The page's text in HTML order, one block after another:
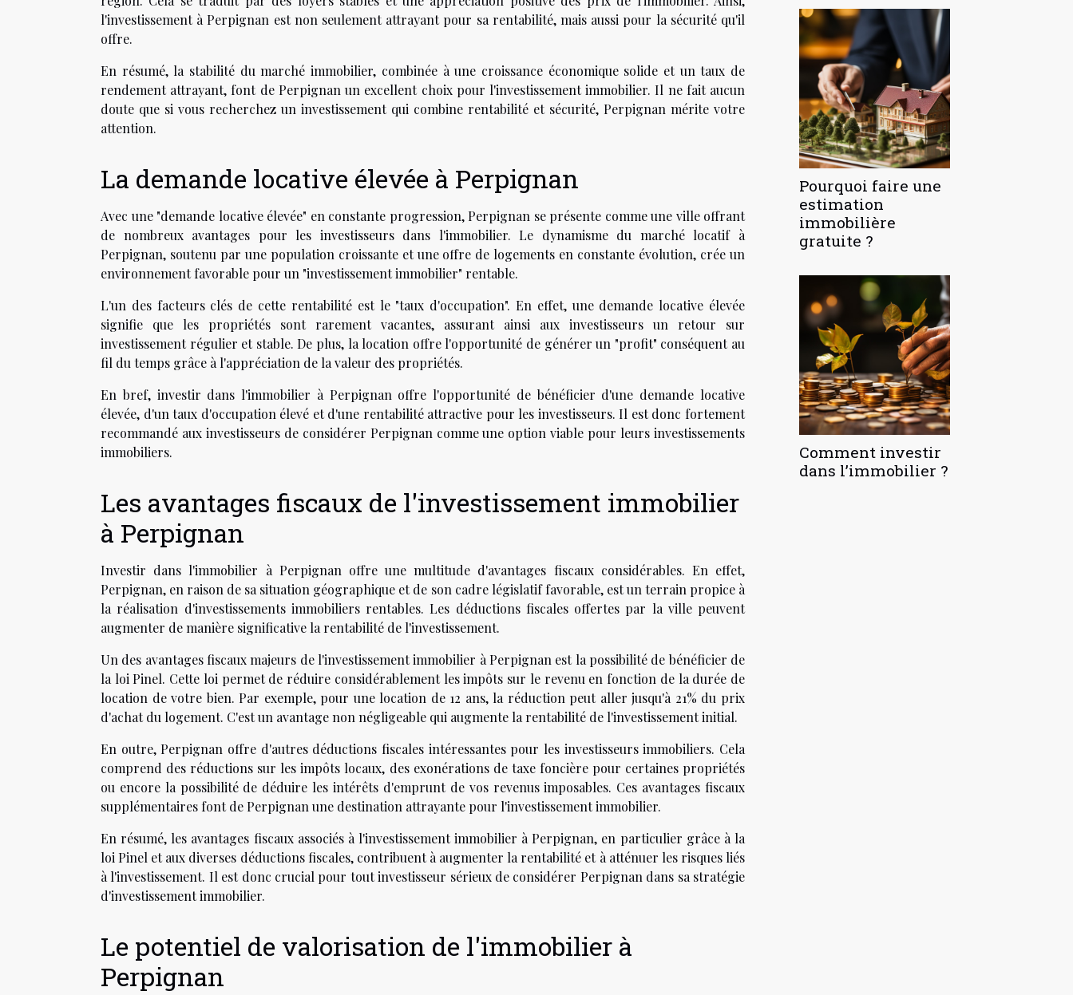
l'investissement à Perpignan est non seulement attrayant pour sa rentabilité, mais aussi pour la sécurité qu'il
offre.
En résumé, la stabilité du marché immobilier, combinée à une croissance économique solide et un taux de
rendement attrayant, font de Perpignan un excellent choix pour l'investissement immobilier. Il ne fait aucun
doute que si vous recherchez un investissement qui combine rentabilité et sécurité, Perpignan mérite votre
attention.
La demande locative élevée à Perpignan
Avec une "demande locative élevée" en constante progression, Perpignan se présente comme une ville offrant
de nombreux avantages pour les investisseurs dans l'immobilier. Le dynamisme du marché locatif à
Perpignan, soutenu par une population croissante et une offre de logements en constante évolution, crée un
environnement favorable pour un "investissement immobilier" rentable.
L'un des facteurs clés de cette rentabilité est le "taux d'occupation". En effet, une demande locative élevée
signifie que les propriétés sont rarement vacantes, assurant ainsi aux investisseurs un retour sur
investissement régulier et stable. De plus, la location offre l'opportunité de générer un "profit" conséquent au
fil du temps grâce à l'appréciation de la valeur des propriétés.
En bref, investir dans l'immobilier à Perpignan offre l'opportunité de bénéficier d'une demande locative
élevée, d'un taux d'occupation élevé et d'une rentabilité attractive pour les investisseurs. Il est donc fortement
recommandé aux investisseurs de considérer Perpignan comme une option viable pour leurs investissements
immobiliers.
Les avantages fiscaux de l'investissement immobilier
à Perpignan
Investir dans l'immobilier à Perpignan offre une multitude d'avantages fiscaux considérables. En effet,
Perpignan, en raison de sa situation géographique et de son cadre législatif favorable, est un terrain propice à
la réalisation d'investissements immobiliers rentables. Les déductions fiscales offertes par la ville peuvent
augmenter de manière significative la rentabilité de l'investissement.
Un des avantages fiscaux majeurs de l'investissement immobilier à Perpignan est la possibilité de bénéficier de
la loi Pinel. Cette loi permet de réduire considérablement les impôts sur le revenu en fonction de la durée de
location de votre bien. Par exemple, pour une location de 12 ans, la réduction peut aller jusqu'à 21% du prix
d'achat du logement. C'est un avantage non négligeable qui augmente la rentabilité de l'investissement initial.
En outre, Perpignan offre d'autres déductions fiscales intéressantes pour les investisseurs immobiliers. Cela
comprend des réductions sur les impôts locaux, des exonérations de taxe foncière pour certaines propriétés
ou encore la possibilité de déduire les intérêts d'emprunt de vos revenus imposables. Ces avantages fiscaux
supplémentaires font de Perpignan une destination attrayante pour l'investissement immobilier.
En résumé, les avantages fiscaux associés à l'investissement immobilier à Perpignan, en particulier grâce à la
loi Pinel et aux diverses déductions fiscales, contribuent à augmenter la rentabilité et à atténuer les risques liés
à l'investissement. Il est donc crucial pour tout investisseur sérieux de considérer Perpignan dans sa stratégie
d'investissement immobilier.
Le potentiel de valorisation de l'immobilier à
Perpignan
Pourquoi faire une
estimation
immobilière
gratuite ?
Comment investir
dans l’immobilier ?